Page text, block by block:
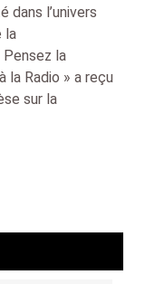
dans l’univers
la
Pensez la
la Radio » a reçu
sur la